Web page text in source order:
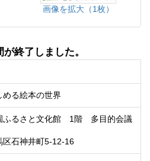
画像を拡大（1枚）
終了しました。
める絵本の世界
ふるさと文化館 1階 多目的会議
区石神井町5-12-16